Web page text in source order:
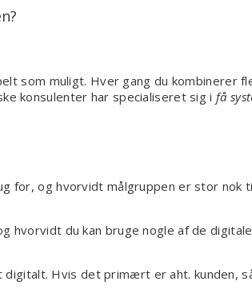
som muligt. Hver gang du kombinerer
konsulenter har specialiseret sig i få
for, og hvorvidt målgruppen er stor
hvorvidt du kan bruge nogle af de
Hvis det primært er aht. kunden,